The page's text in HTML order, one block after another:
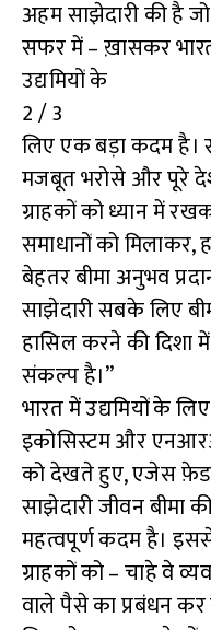
अहम साझेदारी की है
सफर में – ख़ासकर
उद्यमियों के
2 / 3
लिए एक बड़ा कदम है।
मजबूत भरोसे और पूरे
ग्राहकों को ध्यान में
समाधानों को
बेहतर बीमा अनुभव
साझेदारी सबके लिए
हासिल करने की दिशा
संकल्प है।”
भारत में उद्यमियों के
इकोसिस्टम और
को देखते हुए, एजेस
साझेदारी जीवन बीमा
महत्वपूर्ण कदम है।
ग्राहकों को – चाहे वे
वाले पैसे का प्रबंधन कर